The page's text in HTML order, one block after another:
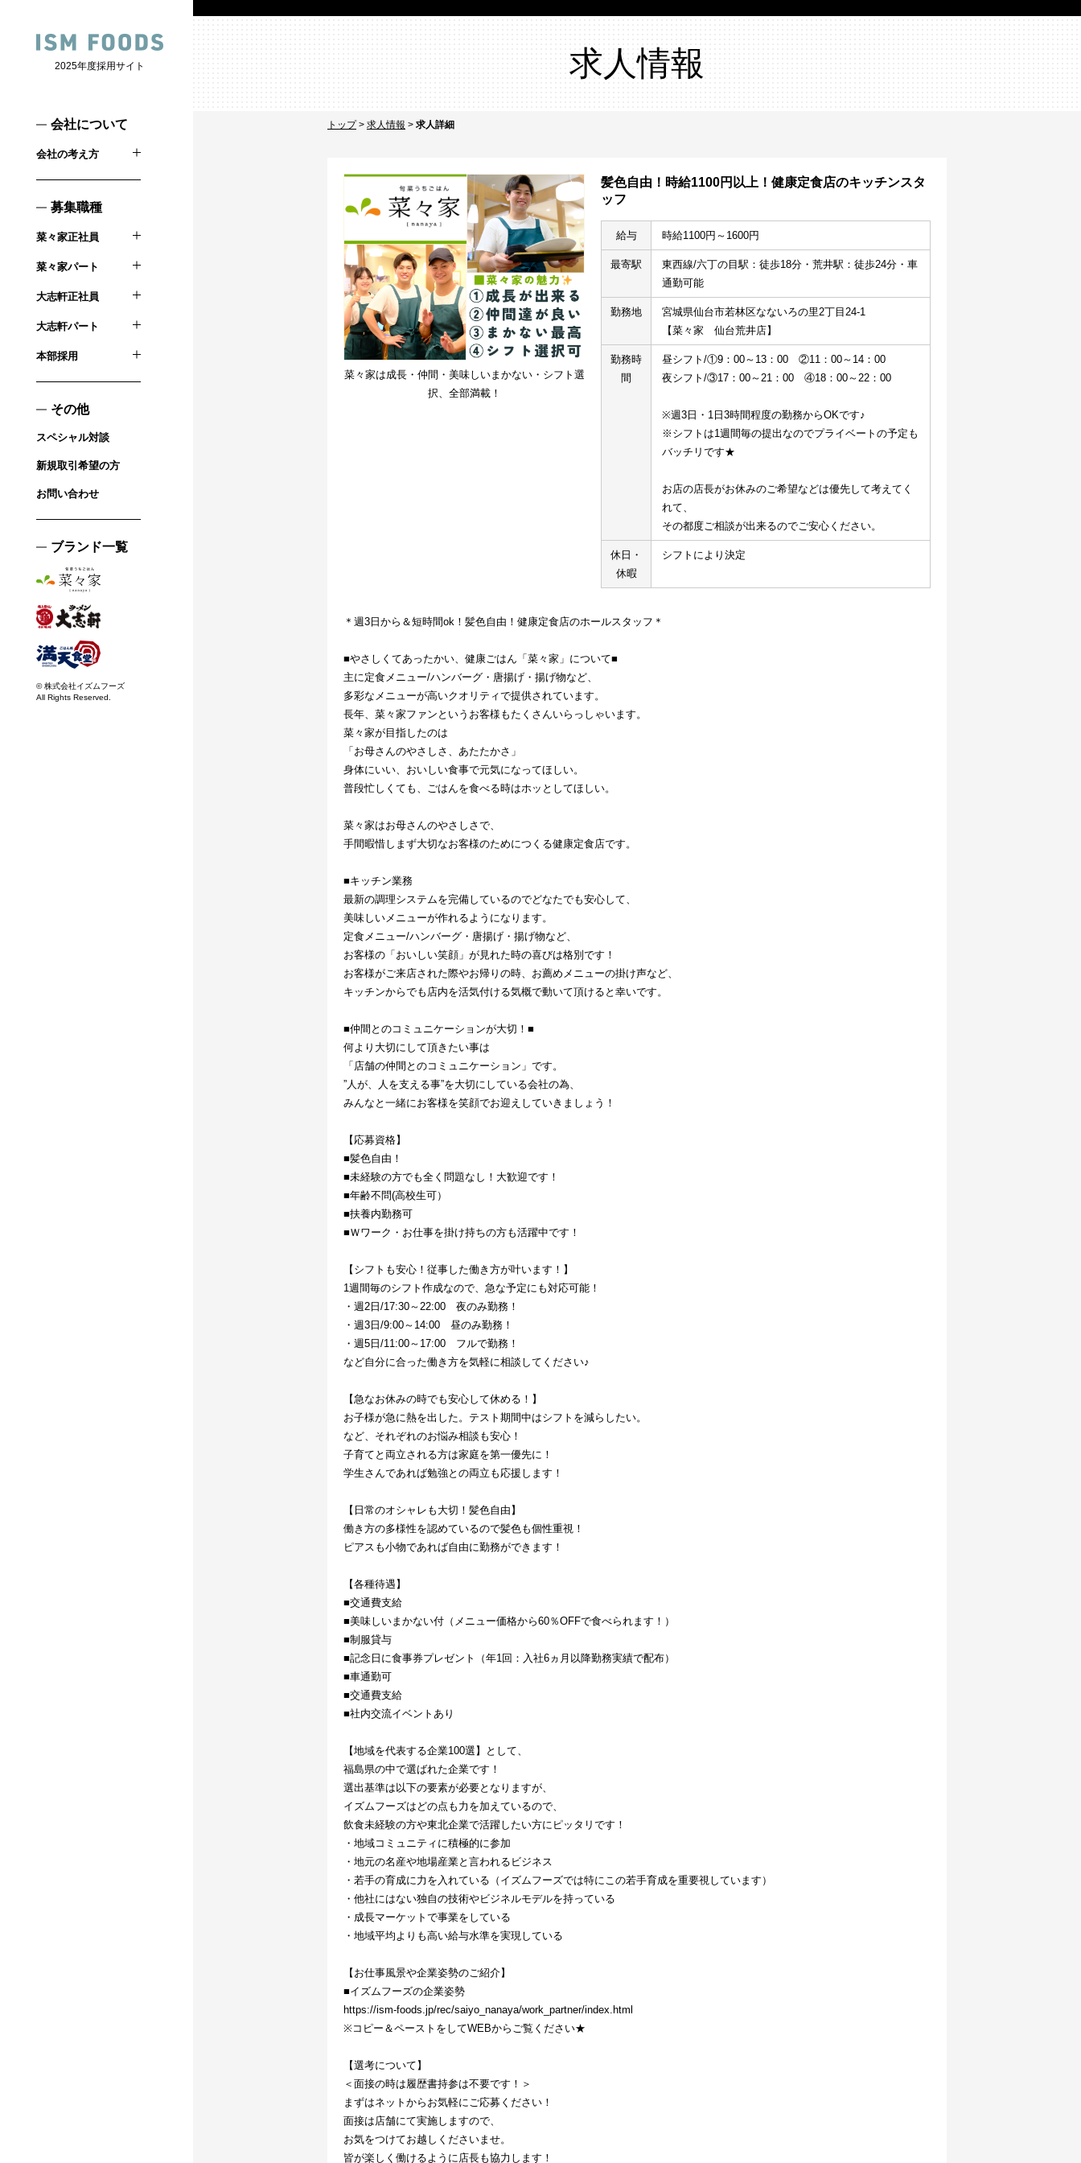
2025年度採用サイト
会社について
会社の考え方
募集職種
菜々家正社員
菜々家パート
大志軒正社員
大志軒パート
本部採用
その他
スペシャル対談
新規取引希望の方
お問い合わせ
ブランド一覧
© 株式会社イズムフーズ
All Rights Reserved.
求人情報
トップ> 求人情報 > 求人詳細
菜々家は成長・仲間・美味しいまかない・シフト選
択、全部満載！
髪色自由！時給1100円以上！健康定食店のキッチンスタ
ッフ
給与 時給1100円～1600円
最寄駅
東西線/六丁の目駅：徒歩18分・荒井駅：徒歩24分・車
通勤可能
勤務地
宮城県仙台市若林区なないろの里2丁目24-1
【菜々家　仙台荒井店】
勤務時
間
昼シフト/①9：00～13：00　②11：00～14：00
夜シフト/③17：00～21：00　④18：00～22：00
※週3日・1日3時間程度の勤務からOKです♪
※シフトは1週間毎の提出なのでプライベートの予定も
バッチリです★
お店の店長がお休みのご希望などは優先して考えてく
れて、
その都度ご相談が出来るのでご安心ください。
休日・
休暇
シフトにより決定
＊週3日から＆短時間ok！髪色自由！健康定食店のホールスタッフ＊
■やさしくてあったかい、健康ごはん「菜々家」について■
主に定食メニュー/ハンバーグ・唐揚げ・揚げ物など、
多彩なメニューが高いクオリティで提供されています。
長年、菜々家ファンというお客様もたくさんいらっしゃいます。
菜々家が目指したのは
「お母さんのやさしさ、あたたかさ」
身体にいい、おいしい食事で元気になってほしい。
普段忙しくても、ごはんを食べる時はホッとしてほしい。
菜々家はお母さんのやさしさで、
手間暇惜しまず大切なお客様のためにつくる健康定食店です。
■キッチン業務
最新の調理システムを完備しているのでどなたでも安心して、
美味しいメニューが作れるようになります。
定食メニュー/ハンバーグ・唐揚げ・揚げ物など、
お客様の「おいしい笑顔」が見れた時の喜びは格別です！
お客様がご来店された際やお帰りの時、お薦めメニューの掛け声など、
キッチンからでも店内を活気付ける気概で動いて頂けると幸いです。
■仲間とのコミュニケーションが大切！■
何より大切にして頂きたい事は
「店舗の仲間とのコミュニケーション」です。
”人が、人を支える事”を大切にしている会社の為、
みんなと一緒にお客様を笑顔でお迎えしていきましょう！
【応募資格】
■髪色自由！
■未経験の方でも全く問題なし！大歓迎です！
■年齢不問(高校生可）
■扶養内勤務可
■Ｗワーク・お仕事を掛け持ちの方も活躍中です！
【シフトも安心！従事した働き方が叶います！】
1週間毎のシフト作成なので、急な予定にも対応可能！
・週2日/17:30～22:00　夜のみ勤務！
・週3日/9:00～14:00　昼のみ勤務！
・週5日/11:00～17:00　フルで勤務！
など自分に合った働き方を気軽に相談してください♪
【急なお休みの時でも安心して休める！】
お子様が急に熱を出した。テスト期間中はシフトを減らしたい。
など、それぞれのお悩み相談も安心！
子育てと両立される方は家庭を第一優先に！
学生さんであれば勉強との両立も応援します！
【日常のオシャレも大切！髪色自由】
働き方の多様性を認めているので髪色も個性重視！
ピアスも小物であれば自由に勤務ができます！
【各種待遇】
■交通費支給
■美味しいまかない付（メニュー価格から60％OFFで食べられます！）
■制服貸与
■記念日に食事券プレゼント（年1回：入社6ヵ月以降勤務実績で配布）
■車通勤可
■交通費支給
■社内交流イベントあり
【地域を代表する企業100選】として、
福島県の中で選ばれた企業です！
選出基準は以下の要素が必要となりますが、
イズムフーズはどの点も力を加えているので、
飲食未経験の方や東北企業で活躍したい方にピッタリです！
・地域コミュニティに積極的に参加
・地元の名産や地場産業と言われるビジネス
・若手の育成に力を入れている（イズムフーズでは特にこの若手育成を重要視しています）
・他社にはない独自の技術やビジネルモデルを持っている
・成長マーケットで事業をしている
・地域平均よりも高い給与水準を実現している
【お仕事風景や企業姿勢のご紹介】
■イズムフーズの企業姿勢
https://ism-foods.jp/rec/saiyo_nanaya/work_partner/index.html
※コピー＆ペーストをしてWEBからご覧ください★
【選考について】
＜面接の時は履歴書持参は不要です！＞
まずはネットからお気軽にご応募ください！
面接は店舗にて実施しますので、
お気をつけてお越しくださいませ。
皆が楽しく働けるように店長も協力します！